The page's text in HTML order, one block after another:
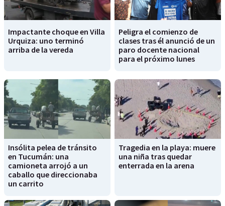
Impactante choque en Villa
Urquiza: uno terminó
arriba de la vereda
Peligra el comienzo de
clases tras él anunció de un
paro docente nacional
para el próximo lunes
Insólita pelea de tránsito
en Tucumán: una
camioneta arrojó a un
caballo que direccionaba
un carrito
Tragedia en la playa: muere
una niña tras quedar
enterrada en la arena